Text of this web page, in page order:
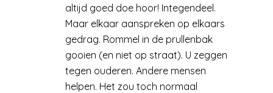
altijd goed doe hoor! Integendeel.
Maar elkaar aanspreken op elkaars
gedrag. Rommel in de prullenbak
gooien (en niet op straat). U zeggen
tegen ouderen. Andere mensen
helpen. Het zou toch normaal